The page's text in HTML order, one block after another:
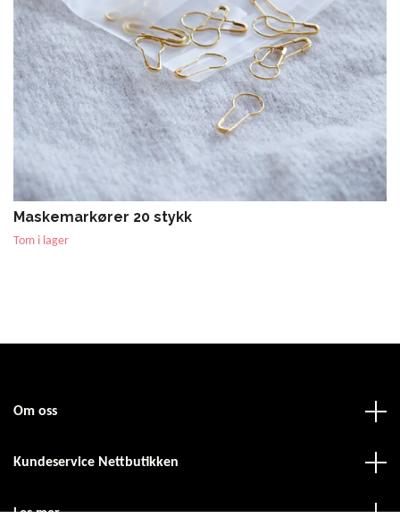
Maskemarkører 20 stykk
Tom i lager
Om oss
Kundeservice Nettbutikken
Les mer